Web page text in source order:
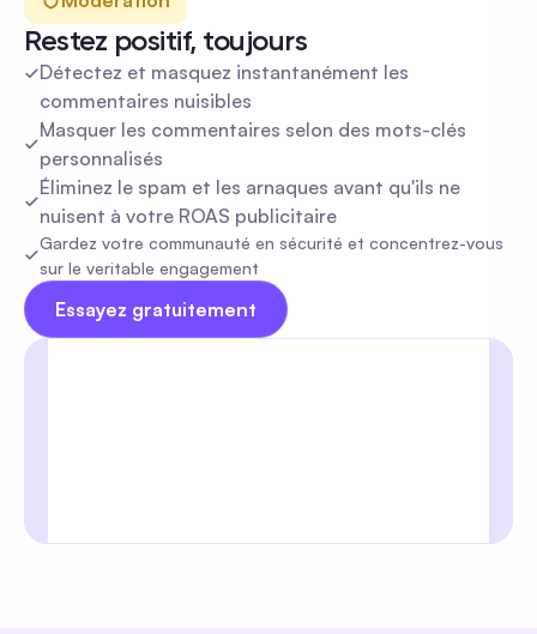
Restez positif, toujours
Détectez et masquez instantanément les
commentaires nuisibles
Masquer les commentaires selon des mots-clés
personnalisés
Éliminez le spam et les arnaques avant qu'ils ne
nuisent à votre ROAS publicitaire
Gardez votre communauté en sécurité et concentrez-vous
sur le veritable engagement
Essayez gratuitement